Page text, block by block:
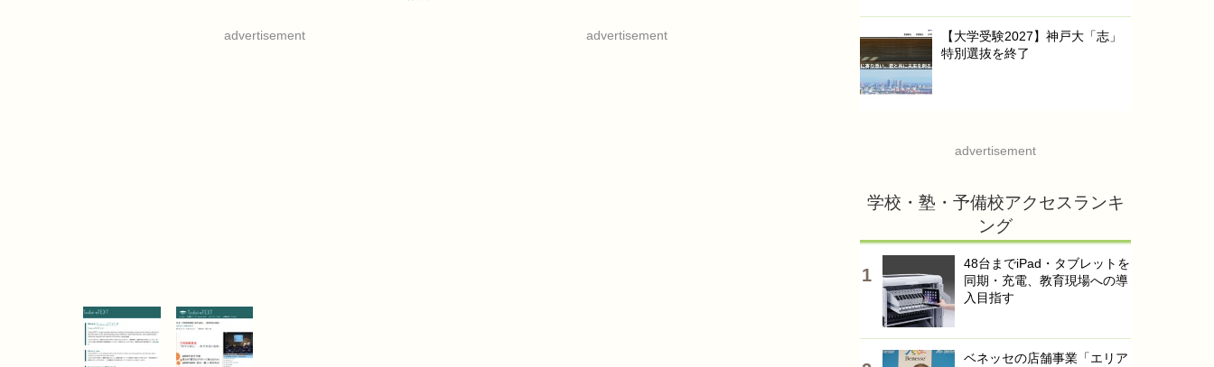
advertisement advertisement
【大学受験2027】神戸大「志」
特別選抜を終了
advertisement
学校・塾・予備校アクセスランキ
ング
48台までiPad・タブレットを
同期・充電、教育現場への導
入目指す
ベネッセの店舗事業「エリア